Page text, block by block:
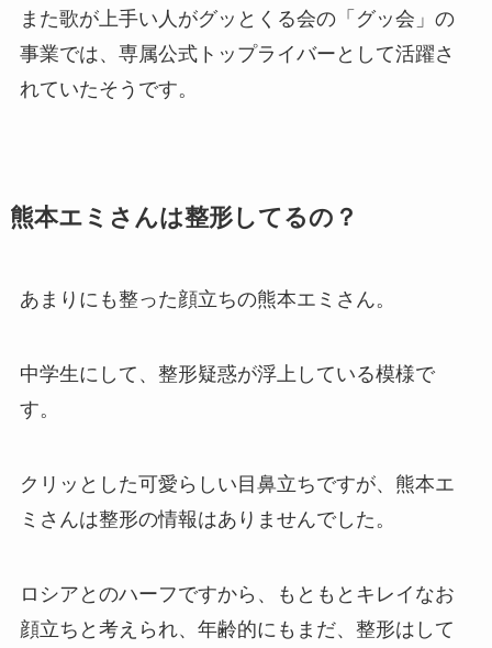
また歌が上手い人がグッとくる会の「グッ会」の
事業では、専属公式トップライバーとして活躍さ
れていたそうです。
熊本エミさんは整形してるの？
あまりにも整った顔立ちの熊本エミさん。
中学生にして、整形疑惑が浮上している模様で
す。
クリッとした可愛らしい目鼻立ちですが、熊本エ
ミさんは整形の情報はありませんでした。
ロシアとのハーフですから、もともとキレイなお
顔立ちと考えられ、年齢的にもまだ、整形はして